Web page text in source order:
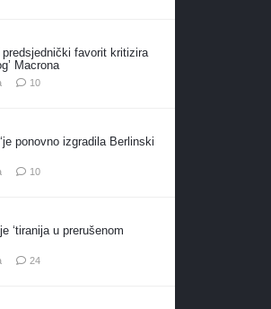
predsjednički favorit kritizira
Macrona
10komentara
ponovno izgradila Berlinski
10komentara
‘tiranija u prerušenom
24komentara